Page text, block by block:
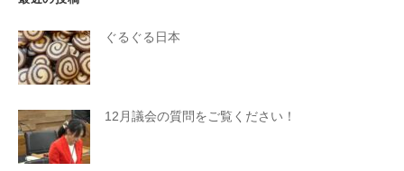
ぐるぐる日本
12月議会の質問をご覧ください！